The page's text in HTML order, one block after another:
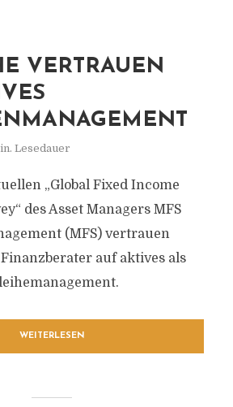
VERTRAUEN
Lesedauer
„Global Fixed Income
des Asset Managers MFS
(MFS) vertrauen
auf aktives als
WEITERLESEN